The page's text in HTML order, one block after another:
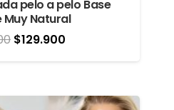
pelo a pelo Base
Muy Natural
El
precio
era:
$129.900
precio
es: